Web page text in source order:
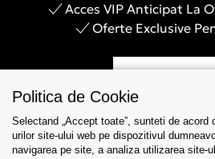
Acces VIP Anticipat La
Oferte Exclusive
Politica de Cookie
Selectand „Accept toate”, sunteti de acord
urilor site-ului web pe dispozitivul
navigarea pe site, a analiza utilizarea site-